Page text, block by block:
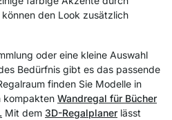
den Look zusätzlich
oder eine kleine Auswahl
Bedürfnis gibt es das passende
finden Sie Modelle in
kompakten Wandregal für Bücher
Mit dem 3D-Regalplaner lässt